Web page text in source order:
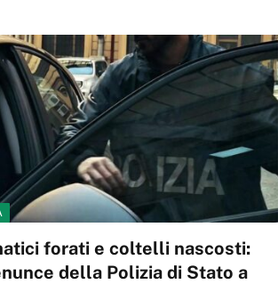
forati e coltelli nascosti:
della Polizia di Stato a